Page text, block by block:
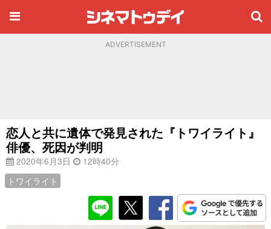
ADVERTISEMENT
恋人と共に遺体で発見された『トワイライト』
俳優、死因が判明
2020年6月3日
12時40分
トワイライト